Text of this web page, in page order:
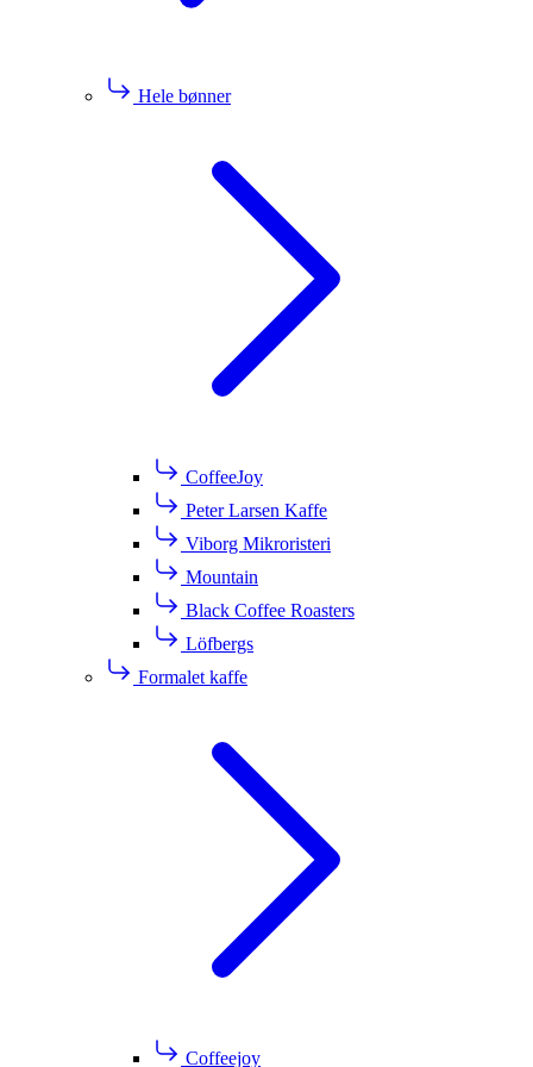
Hele bønner
CoffeeJoy
Peter Larsen Kaffe
Viborg Mikroristeri
Mountain
Black Coffee Roasters
Löfbergs
Formalet kaffe
Coffeejoy